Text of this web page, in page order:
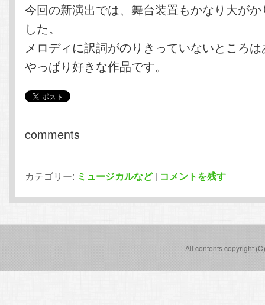
今回の新演出では、舞台装置もかなり大が
した。
メロディに訳詞がのりきっていないところ
やっぱり好きな作品です。
comments
カテゴリー: ミュージカルなど | コメントを残す
All contents copyright